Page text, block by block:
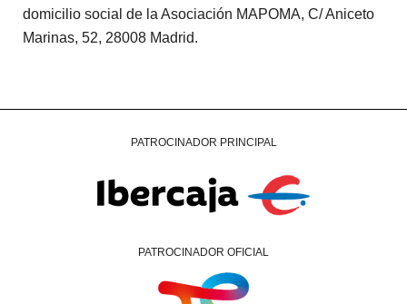
domicilio social de la Asociación MAPOMA, C/ Aniceto
Marinas, 52, 28008 Madrid.
PATROCINADOR PRINCIPAL
PATROCINADOR OFICIAL